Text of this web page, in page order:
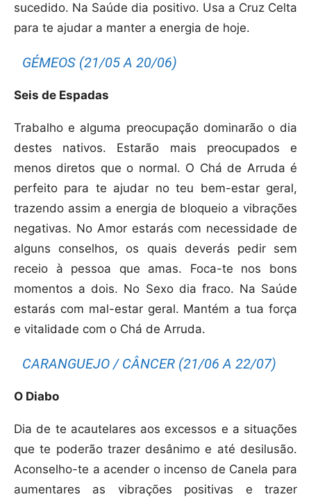
sucedido. Na Saúde dia positivo. Usa a Cruz Celta
para te ajudar a manter a energia de hoje.
GÉMEOS (21/05 A 20/06)
Seis de Espadas
Trabalho e alguma preocupação dominarão o dia
destes nativos. Estarão mais preocupados e
menos diretos que o normal. O Chá de Arruda é
perfeito para te ajudar no teu bem-estar geral,
trazendo assim a energia de bloqueio a vibrações
negativas. No Amor estarás com necessidade de
alguns conselhos, os quais deverás pedir sem
receio à pessoa que amas. Foca-te nos bons
momentos a dois. No Sexo dia fraco. Na Saúde
estarás com mal-estar geral. Mantém a tua força
e vitalidade com o Chá de Arruda.
CARANGUEJO / CÂNCER (21/06 A 22/07)
O Diabo
Dia de te acautelares aos excessos e a situações
que te poderão trazer desânimo e até desilusão.
Aconselho-te a acender o incenso de Canela para
aumentares as vibrações positivas e trazer